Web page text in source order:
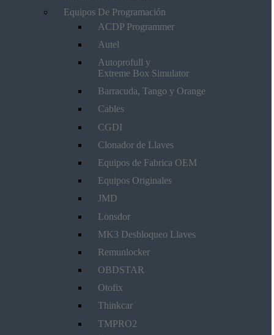
Equipos De Programación
ACDP Programmer
Autel
Autoprofull y
Extreme Box Simulator
Barracuda, Tango y Orange
Cables
CGDI
Clonador de Llaves
Equipos de Fabrica OEM
Equipos Originales
JMD
Lonsdor
MK3 Desbloqueo Llaves
Remunlocker
OBDSTAR
Otofix
Thinkcar
TMPRO2